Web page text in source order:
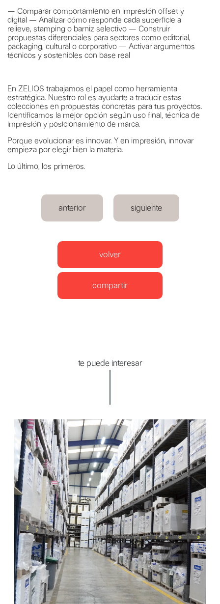
volver
compartir
— Comparar comportamiento en impresión offset y
digital — Analizar cómo responde cada superficie a
relieve, stamping o barniz selectivo — Construir
propuestas diferenciales para sectores como editorial,
packaging, cultural o corporativo — Activar argumentos
técnicos y sostenibles con base real
En ZELIOS trabajamos el papel como herramienta
estratégica. Nuestro rol es ayudarte a traducir estas
colecciones en propuestas concretas para tus proyectos.
Identificamos la mejor opción según uso final, técnica de
impresión y posicionamiento de marca.
Porque evolucionar es innovar. Y en impresión, innovar
empieza por elegir bien la materia.
Lo último, los primeros.
anterior siguiente
te puede interesar